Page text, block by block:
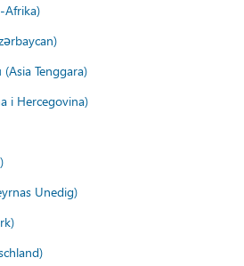
Afrika)
Tenggara)
i Hercegovina)
Unedig)